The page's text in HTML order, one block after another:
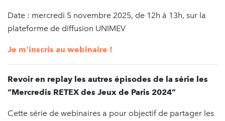
Date : mercredi 5 novembre 2025, de 12h à 13h, sur la
plateforme de diffusion UNIMEV
Je m'inscris au webinaire !
Revoir en replay les autres épisodes de la série les
“Mercredis RETEX des Jeux de Paris 2024”
Cette série de webinaires a pour objectif de partager les